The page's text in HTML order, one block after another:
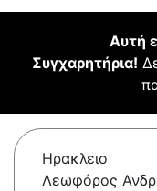
Αυτή
Συγχαρητήρια!
Ηρακλειο
Λεωφόρος